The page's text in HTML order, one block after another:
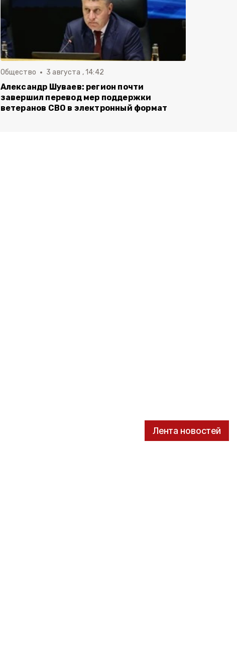
Лента новостей
Общество 3 августа , 14:42
Александр Шуваев: регион почти
завершил перевод мер поддержки
ветеранов СВО в электронный формат